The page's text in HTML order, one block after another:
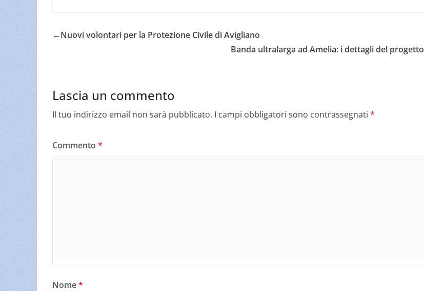
←Nuovi volontari per la Protezione Civile di Avigliano
Banda ultralarga ad Amelia: i dettagli del progetto
Lascia un commento
Il tuo indirizzo email non sarà pubblicato. I campi obbligatori sono contrassegnati *
Commento *
Nome*